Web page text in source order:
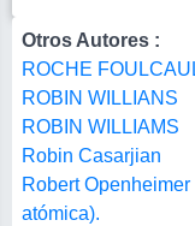
Otros Autores :
ROCHE
ROBIN WILLIANS
ROBIN WILLIAMS
Robin Casarjian
Robert
atómica).